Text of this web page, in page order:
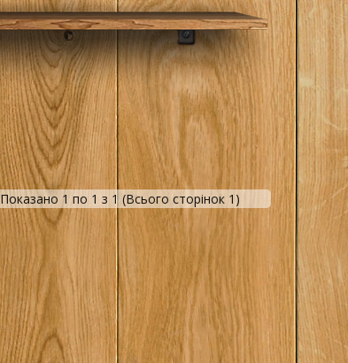
Показано 1 по 1 з 1 (Всього сторінок 1)